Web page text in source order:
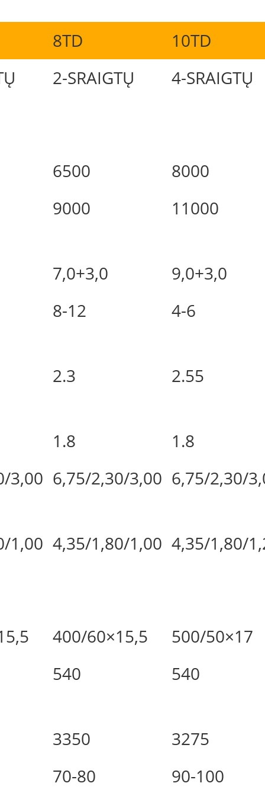
8TD
10TD
2-SRAIGTŲ 4-SRAIGTŲ
6500
8000
9000 11000
7,0+3,0
9,0+3,0
8-12 4-6
2.3 2.55
1.8
1.8
3,00 6,75/2,30/3,00 6,75/2,30/
1,00 4,35/1,80/1,00 4,35/1,80/
400/60×15,5
500/50×17
540 540
3350
3275
70-80 90-100